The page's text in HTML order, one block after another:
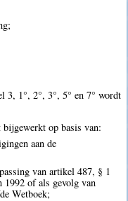
3, 1°, 2°, 3°, 5° en 7° wordt
bijgewerkt op basis van:
aan de
van artikel 487, § 1
1992 of als gevolg van
Wetboek;